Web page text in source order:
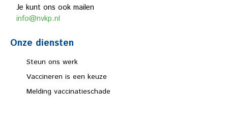
Je kunt ons ook mailen
info@nvkp.nl
Onze diensten
Steun ons werk
Vaccineren is een keuze
Melding vaccinatieschade